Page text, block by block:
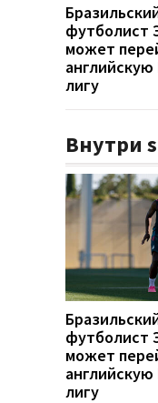
футболист
может
лигу
Внутри
футболист
может
лигу